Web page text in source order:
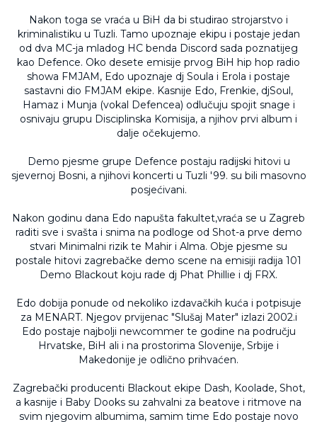
Nakon toga se vraća u BiH da bi studirao strojarstvo i
kriminalistiku u Tuzli. Tamo upoznaje ekipu i postaje jedan
od dva MC-ja mladog HC benda Discord sada poznatijeg
kao Defence. Oko desete emisije prvog BiH hip hop radio
showa FMJAM, Edo upoznaje dj Soula i Erola i postaje
sastavni dio FMJAM ekipe. Kasnije Edo, Frenkie, djSoul,
Hamaz i Munja (vokal Defencea) odlučuju spojit snage i
osnivaju grupu Disciplinska Komisija, a njihov prvi album i
dalje očekujemo.
Demo pjesme grupe Defence postaju radijski hitovi u
sjevernoj Bosni, a njihovi koncerti u Tuzli '99. su bili masovno
posjećivani.
Nakon godinu dana Edo napušta fakultet,vraća se u Zagreb
raditi sve i svašta i snima na podloge od Shot-a prve demo
stvari Minimalni rizik te Mahir i Alma. Obje pjesme su
postale hitovi zagrebačke demo scene na emisiji radija 101
Demo Blackout koju rade dj Phat Phillie i dj FRX.
Edo dobija ponude od nekoliko izdavačkih kuća i potpisuje
za MENART. Njegov prvijenac "Slušaj Mater" izlazi 2002.i
Edo postaje najbolji newcommer te godine na području
Hrvatske, BiH ali i na prostorima Slovenije, Srbije i
Makedonije je odlično prihvaćen.
Zagrebački producenti Blackout ekipe Dash, Koolade, Shot,
a kasnije i Baby Dooks su zahvalni za beatove i ritmove na
svim njegovim albumima, samim time Edo postaje novo